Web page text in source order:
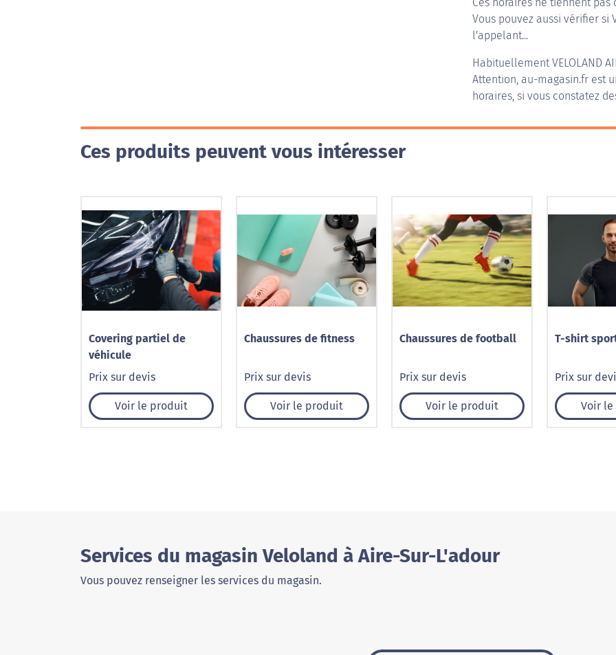
Vous pouvez aussi vérifier
l'appelant...
HabituellementVELOLAND
Attention, au-magasin.fr est
horaires, si vous constatez
Ces produits peuvent vous intéresser
Covering partiel de
véhicule
Prix sur devis
Voir le produit
Chaussures de fitness
Prix sur devis
Voir le produit
Chaussures de football
Prix sur devis
Voir le produit
T-shirt
Prix sur
Voir
Services du magasin Veloland à Aire-Sur-L'adour
Vous pouvez renseigner les services du magasin.